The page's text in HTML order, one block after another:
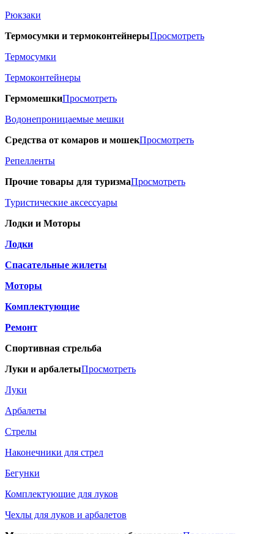
Рюкзаки
Термосумки и термоконтейнерыПросмотреть
Термосумки
Термоконтейнеры
ГермомешкиПросмотреть
Водонепроницаемые мешки
Средства от комаров и мошекПросмотреть
Репелленты
Прочие товары для туризмаПросмотреть
Туристические аксессуары
Лодки и Моторы
Лодки
Спасательные жилеты
Моторы
Комплектующие
Ремонт
Спортивная стрельба
Луки и арбалетыПросмотреть
Луки
Арбалеты
Стрелы
Наконечники для стрел
Бегунки
Комплектующие для луков
Чехлы для луков и арбалетов